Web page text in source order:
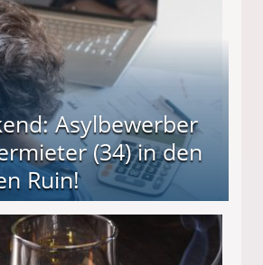
Asylbewerber
(34) in den
Ruin!
Ruin!